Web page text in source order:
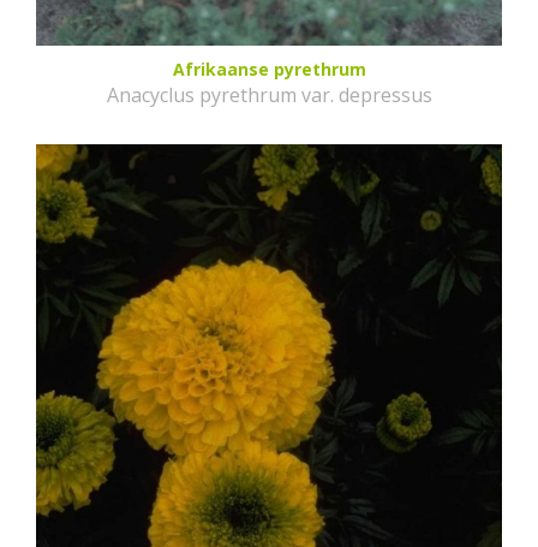
Afrikaanse pyrethrum
Anacyclus pyrethrum var. depressus